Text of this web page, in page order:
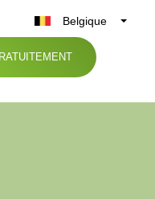
Belgique
België
Nederland